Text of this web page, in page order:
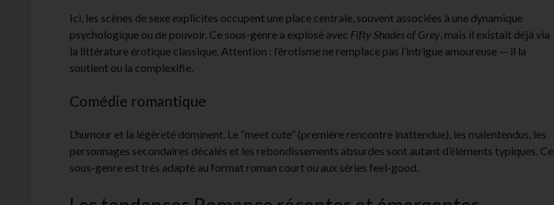
Ici, les scènes de sexe explicites occupent une place centrale, souvent associées à une dynamique
psychologique ou de pouvoir. Ce sous-genre a explosé avec Fifty Shades of Grey, mais il existait déjà via
la littérature érotique classique. Attention : l’érotisme ne remplace pas l’intrigue amoureuse — il la
soutient ou la complexifie.
Comédie romantique
L’humour et la légèreté dominent. Le “meet cute” (première rencontre inattendue), les malentendus, les
personnages secondaires décalés et les rebondissements absurdes sont autant d’éléments typiques. Ce
sous-genre est très adapté au format roman court ou aux séries feel-good.